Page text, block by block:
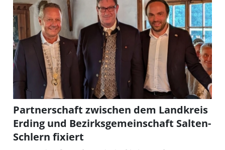
Partnerschaft zwischen dem Landkreis
Erding und Bezirksgemeinschaft Salten-
Schlern fixiert